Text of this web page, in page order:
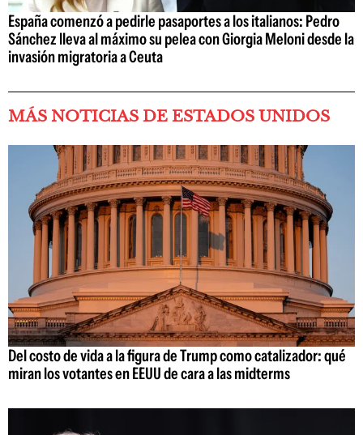
España comenzó a pedirle pasaportes a los italianos: Pedro
Sánchez lleva al máximo su pelea con Giorgia Meloni desde la
invasión migratoria a Ceuta
MÁS NOTICIAS DE ESTADOS UNIDOS
Del costo de vida a la figura de Trump como catalizador: qué
miran los votantes en EEUU de cara a las midterms